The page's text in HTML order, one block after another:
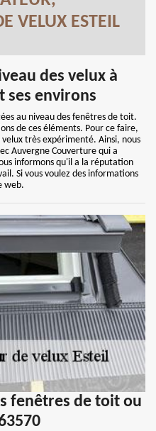
VELUX ESTEIL
des velux à
ses environs
au niveau des fenêtres de toit.
de ces éléments. Pour ce faire,
très expérimenté. Ainsi, nous
Auvergne Couverture qui a
informons qu'il a la réputation
Si vous voulez des informations
web.
fenêtres de toit ou